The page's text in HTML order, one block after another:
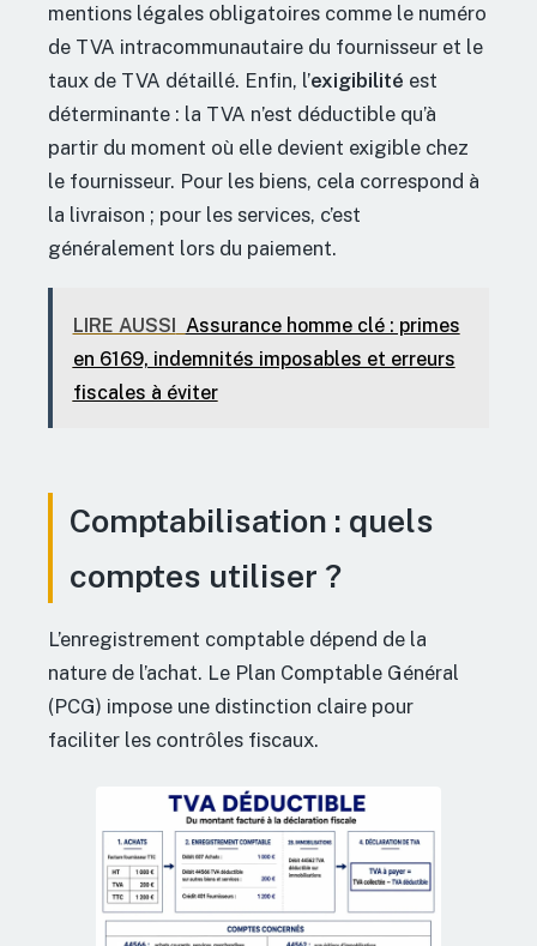
mentions légales obligatoires comme le numéro
de TVA intracommunautaire du fournisseur et le
taux de TVA détaillé. Enfin, l’exigibilité est
déterminante : la TVA n’est déductible qu’à
partir du moment où elle devient exigible chez
le fournisseur. Pour les biens, cela correspond à
la livraison ; pour les services, c’est
généralement lors du paiement.
LIRE AUSSI Assurance homme clé : primes
en 6169, indemnités imposables et erreurs
fiscales à éviter
Comptabilisation : quels
comptes utiliser ?
L’enregistrement comptable dépend de la
nature de l’achat. Le Plan Comptable Général
(PCG) impose une distinction claire pour
faciliter les contrôles fiscaux.